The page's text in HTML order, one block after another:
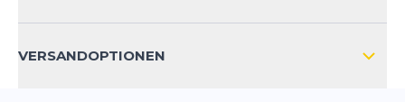
PRODUKTSICHERHEIT
VERSANDOPTIONEN